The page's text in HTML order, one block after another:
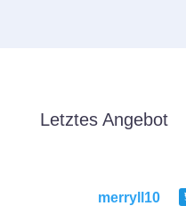
Letztes Angebot
merryll10